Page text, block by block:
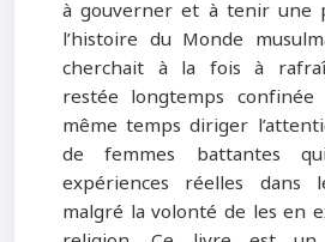
à gouverner et à tenir une
l’histoire du Monde
cherchait à la fois à
restée longtemps
même temps diriger
de femmes battantes
expériences réelles dans
malgré la volonté de les en